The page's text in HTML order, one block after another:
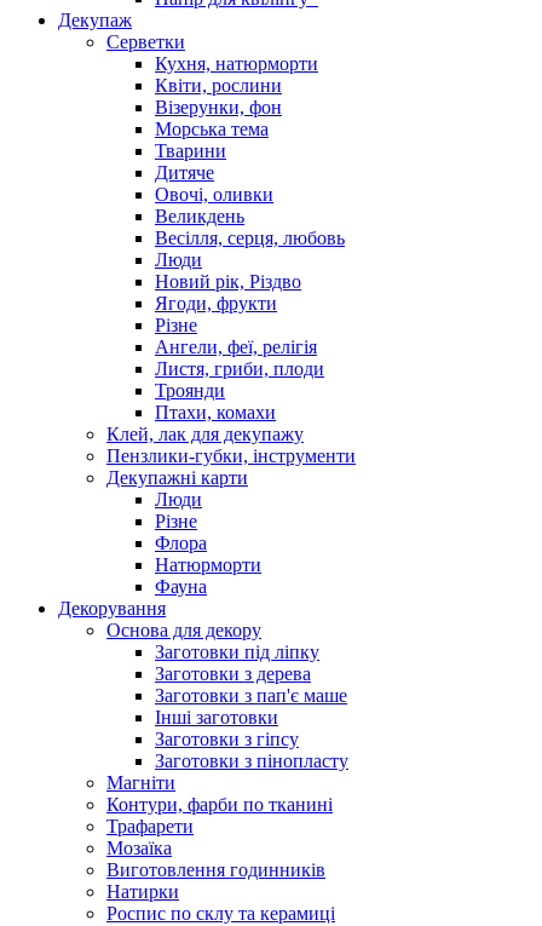
Декупаж
Серветки
Кухня, натюрморти
Квіти, рослини
Візерунки, фон
Морська тема
Тварини
Дитяче
Овочі, оливки
Великдень
Весілля, серця, любовь
Люди
Новий рік, Різдво
Ягоди, фрукти
Різне
Ангели, феї, релігія
Листя, гриби, плоди
Троянди
Птахи, комахи
Клей, лак для декупажу
Пензлики-губки, інструменти
Декупажні карти
Люди
Різне
Флора
Натюрморти
Фауна
Декорування
Основа для декору
Заготовки під ліпку
Заготовки з дерева
Заготовки з пап'є маше
Інші заготовки
Заготовки з гіпсу
Заготовки з пінопласту
Магніти
Контури, фарби по тканині
Трафарети
Мозаїка
Виготовлення годинників
Натирки
Роспис по склу та керамиці